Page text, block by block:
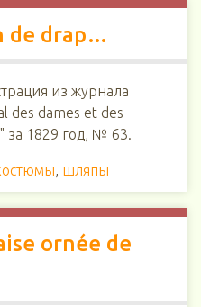
de drap…
из журнала
des dames et des
за 1829 год, № 63.
, шляпы
ornée de